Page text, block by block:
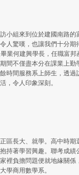
小組來到位於建國南路的
人驚嘆，也讓我們十分期
業何建興學長，任職富
間不僅盡本分在課業上勤
時間服務系上師生，透過
，令人印象深刻。
區長大、就學。高中時期
持著學習興趣。聯考成績
裡負擔問題便就地緣關係
學商用數學系。